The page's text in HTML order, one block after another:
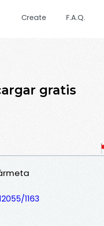
Create F.A.Q.
gratis
1163